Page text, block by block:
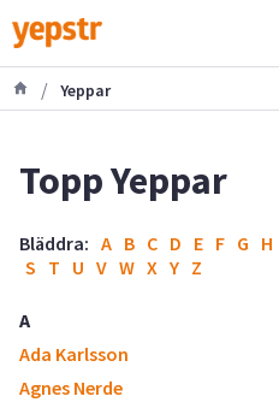
/ Yeppar
Topp Yeppar
Bläddra: A B C D E F G H
S T U V W X Y Z
A
Ada Karlsson
Agnes Nerde